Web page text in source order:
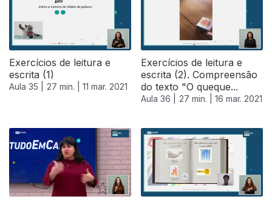
Exercícios de leitura e
escrita (1)
Aula 35 | 27 min. | 11 mar. 2021
Exercícios de leitura e
escrita (2). Compreensão
do texto "O queque...
Aula 36 | 27 min. | 16 mar. 2021